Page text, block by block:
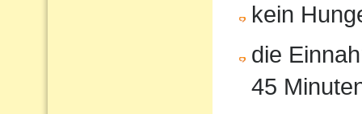
kein
die
45